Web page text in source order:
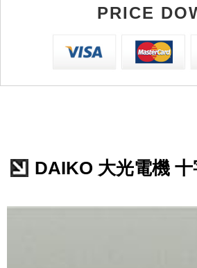
PRICE
DAIKO 大光電機